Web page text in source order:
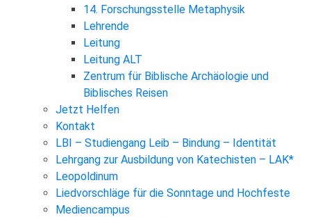
14. Forschungsstelle Metaphysik
Lehrende
Leitung
Leitung ALT
Zentrum für Biblische Archäologie und
Biblisches Reisen
Jetzt Helfen
Kontakt
LBI – Studiengang Leib – Bindung – Identität
Lehrgang zur Ausbildung von Katechisten – LAK*
Leopoldinum
Liedvorschläge für die Sonntage und Hochfeste
Mediencampus